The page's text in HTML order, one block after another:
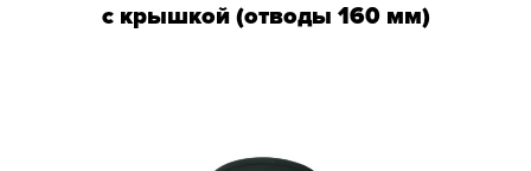
с крышкой (отводы 160 мм)